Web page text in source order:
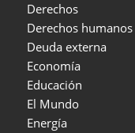
Derechos
Derechos humanos
Deuda externa
Economía
Educación
El Mundo
Energía